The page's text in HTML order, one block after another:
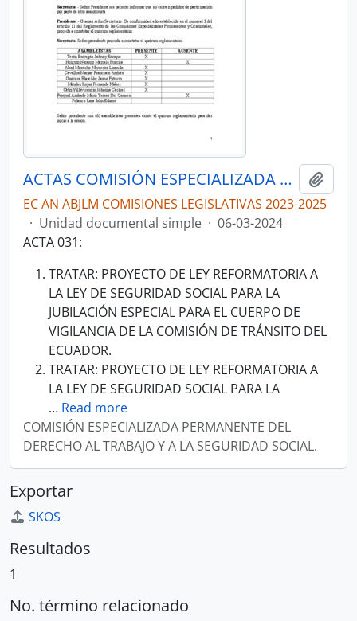
ACTAS COMISIÓN ESPECIALIZADA PERMANENTE DEL DERECHO AL TRABAJO Y A LA SEGURIDAD SOCIAL
EC AN ABJLM COMISIONES LEGISLATIVAS 2023-2025
· Unidad documental simple · 06-03-2024
ACTA 031:
TRATAR: PROYECTO DE LEY REFORMATORIA A
LA LEY DE SEGURIDAD SOCIAL PARA LA
JUBILACIÓN ESPECIAL PARA EL CUERPO DE
VIGILANCIA DE LA COMISIÓN DE TRÁNSITO DEL
ECUADOR.
TRATAR: PROYECTO DE LEY REFORMATORIA A
LA LEY DE SEGURIDAD SOCIAL PARA LA
… Read more
COMISIÓN ESPECIALIZADA PERMANENTE DEL
DERECHO AL TRABAJO Y A LA SEGURIDAD SOCIAL.
Exportar
SKOS
Resultados
1
No. término relacionado